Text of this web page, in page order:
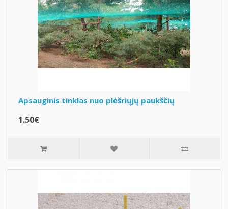
Apsauginis tinklas nuo plėšriųjų paukščių
1.50€